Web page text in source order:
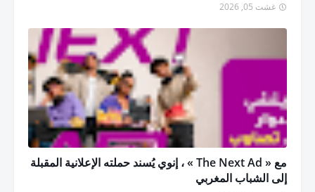
غشت 05, 2026
مع « The Next Ad » ، إنوي يُسند حملته الإعلانية المقبلة
إلى الشباب المغربي